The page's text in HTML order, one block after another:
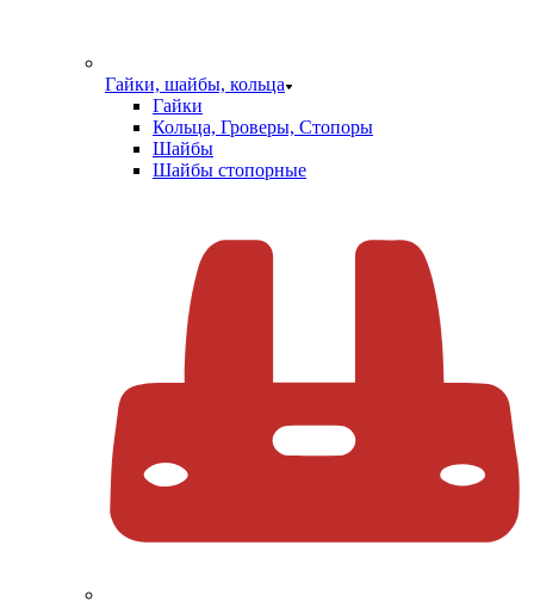
Гайки, шайбы, кольца
Гайки
Кольца, Гроверы, Стопоры
Шайбы
Шайбы стопорные